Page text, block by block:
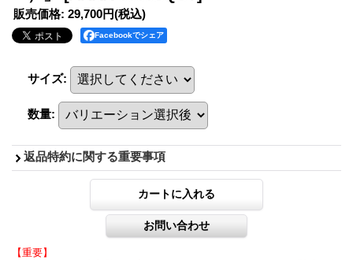
販売価格: 29,700円(税込)
Facebookでシェア
サイズ:
数量:
返品特約に関する重要事項
【重要】